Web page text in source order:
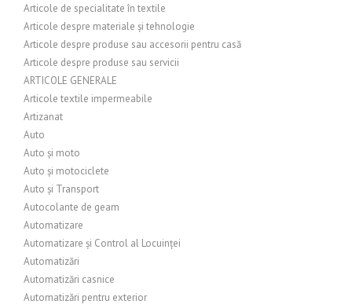
Articole de specialitate în textile
Articole despre materiale și tehnologie
Articole despre produse sau accesorii pentru casă
Articole despre produse sau servicii
ARTICOLE GENERALE
Articole textile impermeabile
Artizanat
Auto
Auto și moto
Auto și motociclete
Auto și Transport
Autocolante de geam
Automatizare
Automatizare și Control al Locuinței
Automatizări
Automatizări casnice
Automatizări pentru exterior